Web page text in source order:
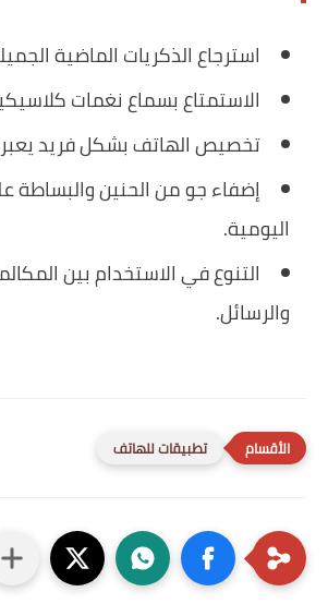
استرجاع الذكريات الماضية
الاستمتاع بسماع نغمات
تخصيص الهاتف بشكل فريد
إضفاء جو من الحنين والبساطة
اليومية.
التنوع في الاستخدام بين
والرسائل.
تطبيقات للهاتف